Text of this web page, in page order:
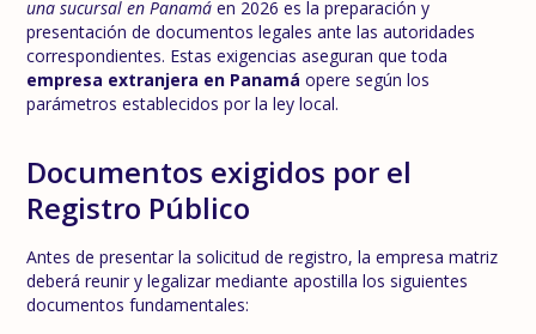
una sucursal en Panamá en 2026 es la preparación y
presentación de documentos legales ante las autoridades
correspondientes. Estas exigencias aseguran que toda
empresa extranjera en Panamá opere según los
parámetros establecidos por la ley local.
Documentos exigidos por el
Registro Público
Antes de presentar la solicitud de registro, la empresa matriz
deberá reunir y legalizar mediante apostilla los siguientes
documentos fundamentales: